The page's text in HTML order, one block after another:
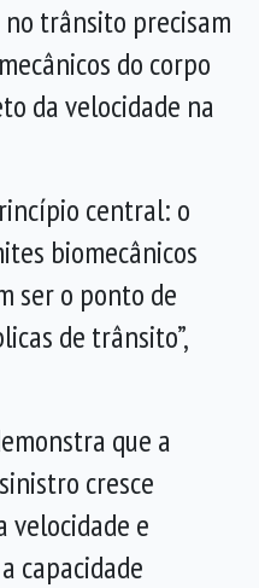
trânsito precisam
do corpo
da velocidade na
central: o
biomecânicos
ser o ponto de
de trânsito”,
que a
cresce
velocidade e
capacidade